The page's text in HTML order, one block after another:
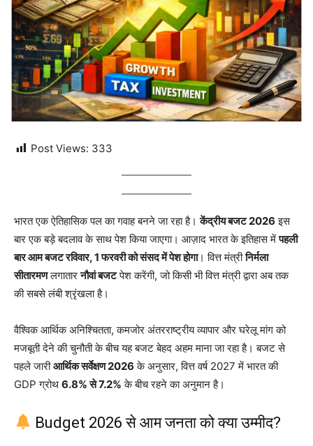
Post Views: 333
भारत एक ऐतिहासिक पल का गवाह बनने जा रहा है।केंद्रीय बजट 2026 इस
बार एक बड़े बदलाव के साथ पेश किया जाएगा। आज़ाद भारत के इतिहास मेंपहली
बार आम बजट रविवार, 1 फरवरी को संसद में पेश होगा। वित्त मंत्रीनिर्मला
सीतारमणलगातारनौवां बजटपेश करेंगी, जो किसी भी वित्त मंत्री द्वारा अब तक
की सबसे लंबी श्रृंखला है।
वैश्विक आर्थिक अनिश्चितता, कमजोर अंतरराष्ट्रीय व्यापार और घरेलू मांग को
मजबूती देने की चुनौती के बीच यह बजट बेहद अहम माना जा रहा है। बजट से
पहले जारीआर्थिक सर्वेक्षण 2026 के अनुसार, वित्त वर्ष 2027 में भारत की
GDP ग्रोथ 6.8% से 7.2% के बीच रहने का अनुमान है।
Budget 2026 से आम जनता को क्या उम्मीद?